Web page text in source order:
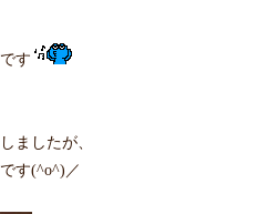
す
ましたが、
す(^o^)／